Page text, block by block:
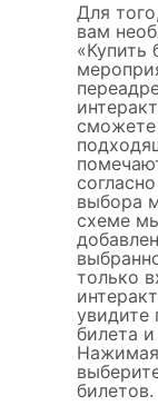
Для
вам
«Купить
сможете
выбора
схеме
только
увидите
билета
билетов.